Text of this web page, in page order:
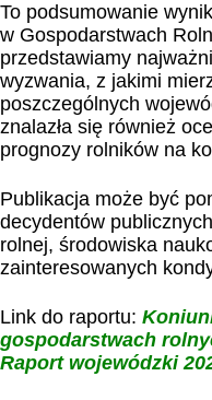
To podsumowanie
w Gospodarstwach
przedstawiamy
wyzwania, z jakimi
poszczególnych
znalazła się również
prognozy rolników na
Publikacja może być
decydentów
rolnej, środowiska
zainteresowanych
Link do raportu:
gospodarstwach
Raport wojewódzki